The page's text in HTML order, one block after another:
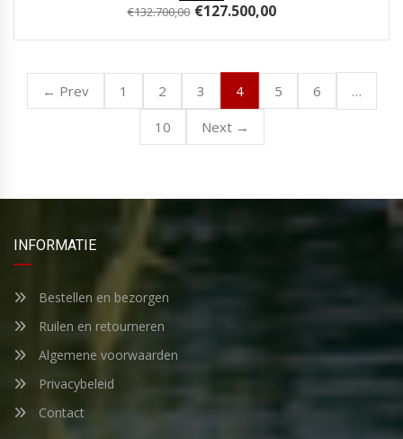
€132.700,00 €127.500,00
← Prev 1 2 3 4 5 6 …
10 Next →
INFORMATIE
Bestellen en bezorgen
Ruilen en retourneren
Algemene voorwaarden
Privacybeleid
Contact